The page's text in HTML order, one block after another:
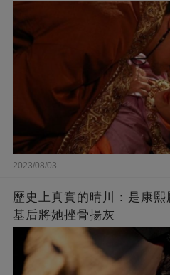
2023/08/03
歷史上真實的晴川：是康
基后將她挫骨揚灰